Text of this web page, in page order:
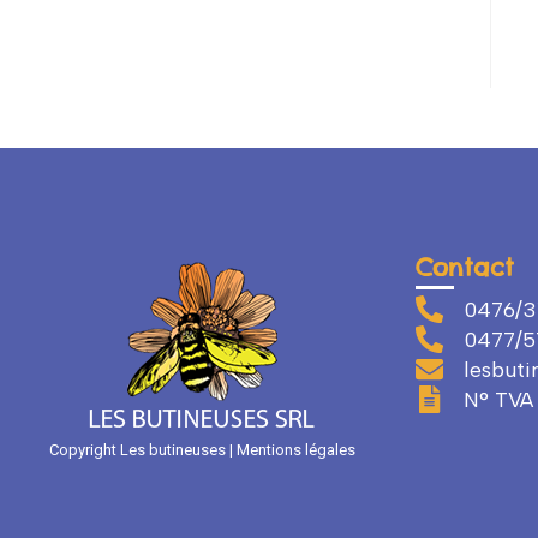
Copyright Les butineuses | Mentions légales
Contact
0476/
0477/
N°